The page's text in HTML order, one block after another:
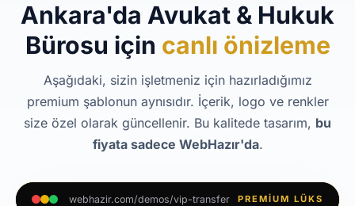
Ankara'da Avukat & Hukuk
Bürosu için canlı önizleme
Aşağıdaki, sizin işletmeniz için hazırladığımız
premium şablonun aynısıdır. İçerik, logo ve renkler
size özel olarak güncellenir. Bu kalitede tasarım, bu
fiyata sadece WebHazır'da.
webhazir.com/demos/vip-transfer PREMIUM LÜKS